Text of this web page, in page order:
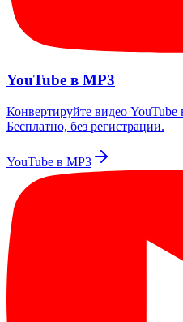
YouTube в MP3
Конвертируйте видео YouTube
Бесплатно, без регистрации.
YouTube в MP3